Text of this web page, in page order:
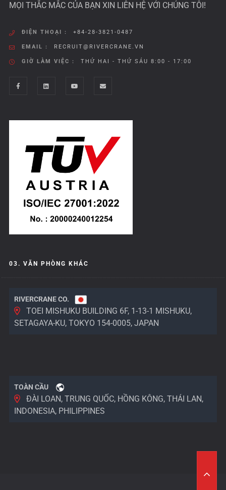
MỌI THẮC MẮC CỦA BẠN XIN LIÊN HỆ VỚI CHÚNG TÔI!
ĐIỆN THOẠI : +84-28-3821-0487
EMAIL : RECRUIT@RIVERCRANE.VN
GIỜ LÀM VIỆC : THỨ HAI - THỨ SÁU 8:00 - 17:00
03. VĂN PHÒNG KHÁC
RIVERCRANE CO.
TOEI MISHUKU BUILDING 6F, 1-13-1 MISHUKU,
SETAGAYA-KU, TOKYO 154-0005, JAPAN
TOÀN CẦU
ĐÀI LOAN, TRUNG QUỐC, HỒNG KÔNG, THÁI LAN,
INDONESIA, PHILIPPINES